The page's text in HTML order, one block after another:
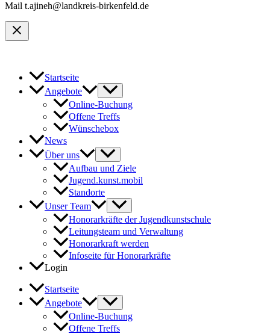
Mail t.ajineh@landkreis-birkenfeld.de
Startseite
Angebote
Online-Buchung
Offene Treffs
Wünschebox
News
Über uns
Aufbau und Ziele
Jugend.kunst.mobil
Standorte
Unser Team
Honorarkräfte der Jugendkunstschule
Leitungsteam und Verwaltung
Honorarkraft werden
Infoseite für Honorarkräfte
Login
Startseite
Angebote
Online-Buchung
Offene Treffs